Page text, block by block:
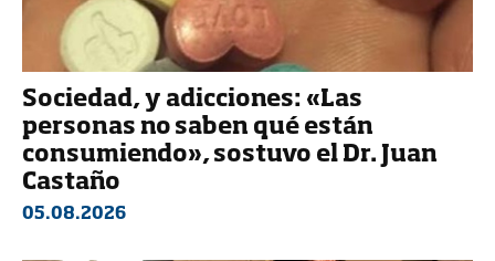
Sociedad, y adicciones: «Las
personas no saben qué están
consumiendo», sostuvo el Dr. Juan
Castaño
05.08.2026